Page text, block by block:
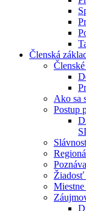
Členská
Ako sa
Postup
Žiadosť